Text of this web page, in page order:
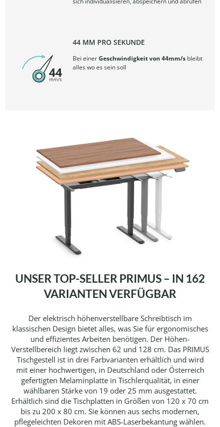
44 MM PRO SEKUNDE
Bei einerGeschwindigkeit von 44mm/s bleibt
alles wo es sein soll
UNSER TOP-SELLER PRIMUS – IN 162
VARIANTEN VERFÜGBAR
Der elektrisch höhenverstellbare Schreibtisch im
klassischen Design bietet alles, was Sie für ergonomisches
und effizientes Arbeiten benötigen. Der Höhen-
Verstellbereich liegt zwischen 62 und 128 cm. Das PRIMUS
Tischgestell ist in drei Farbvarianten erhältlich und wird
mit einer hochwertigen, in Deutschland oder Österreich
gefertigten Melaminplatte in Tischlerqualität, in einer
wählbaren Stärke von 19 oder 25 mm ausgestattet.
Erhältlich sind die Tischplatten in Größen von 120 x 70 cm
bis zu 200 x 80 cm. Sie können aus sechs modernen,
pflegeleichten Dekoren mit ABS-Laserbekantung wählen.